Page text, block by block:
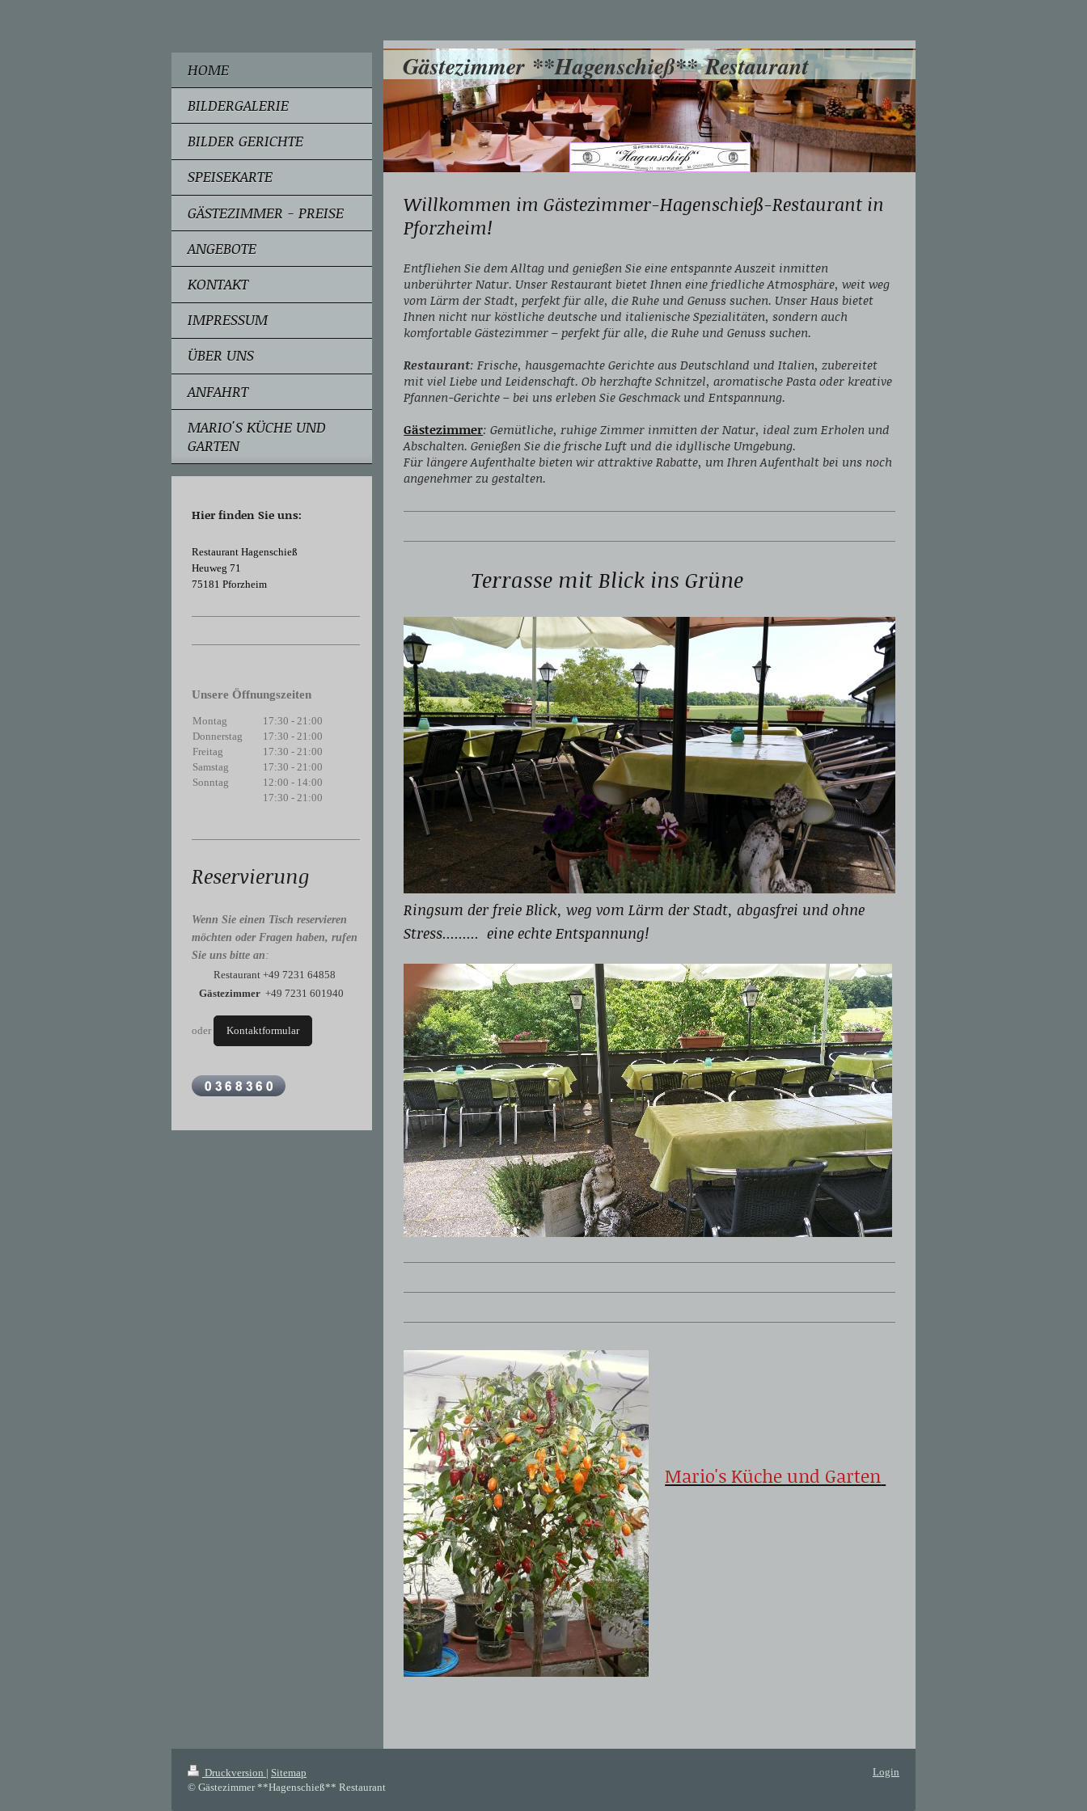
Gästezimmer **Hagenschieß** Restaurant
Willkommen im Gästezimmer-Hagenschieß-Restaurant in
Pforzheim!
Entfliehen Sie dem Alltag und genießen Sie eine entspannte Auszeit inmitten
unberührter Natur. Unser Restaurant bietet Ihnen eine friedliche Atmosphäre, weit weg
vom Lärm der Stadt, perfekt für alle, die Ruhe und Genuss suchen. Unser Haus bietet
Ihnen nicht nur köstliche deutsche und italienische Spezialitäten, sondern auch
komfortable Gästezimmer – perfekt für alle, die Ruhe und Genuss suchen.
Restaurant: Frische, hausgemachte Gerichte aus Deutschland und Italien, zubereitet
mit viel Liebe und Leidenschaft. Ob herzhafte Schnitzel, aromatische Pasta oder kreative
Pfannen-Gerichte – bei uns erleben Sie Geschmack und Entspannung.
Gästezimmer: Gemütliche, ruhige Zimmer inmitten der Natur, ideal zum Erholen und
Abschalten. Genießen Sie die frische Luft und die idyllische Umgebung.
Für längere Aufenthalte bieten wir attraktive Rabatte, um Ihren Aufenthalt bei uns noch
angenehmer zu gestalten.
Terrasse mit Blick ins Grüne
Ringsum der freie Blick, weg vom Lärm der Stadt, abgasfrei und ohne
Stress......... eine echte Entspannung!
Mario's Küche und Garten
HOME
BILDERGALERIE
BILDER GERICHTE
SPEISEKARTE
GÄSTEZIMMER - PREISE
ANGEBOTE
KONTAKT
IMPRESSUM
ÜBER UNS
ANFAHRT
MARIO'S KÜCHE UND
GARTEN
Hier finden Sie uns:
Restaurant Hagenschieß
Heuweg 71
75181 Pforzheim
Unsere Öffnungszeiten
Montag 17:30 - 21:00
Donnerstag
17:30 - 21:00
Freitag
17:30 - 21:00
Samstag
17:30 - 21:00
Sonntag
12:00 - 14:00
17:30 - 21:00
Reservierung
Wenn Sie einen Tisch reservieren
möchten oder Fragen haben, rufen
Sie uns bitte an :
Restaurant +49 7231 64858
Gästezimmer +49 7231 601940
oder Kontaktformular
Druckversion | Sitemap
© Gästezimmer **Hagenschieß** Restaurant
Login